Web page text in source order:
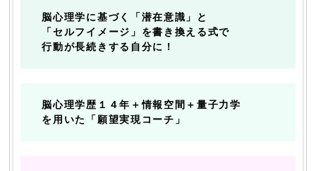
脳心理学に基づく「潜在意識」と
「セルフイメージ」を書き換える式で
行動が長続きする自分に！
脳心理学歴１４年＋情報空間＋量子力学
を用いた「願望実現コーチ」